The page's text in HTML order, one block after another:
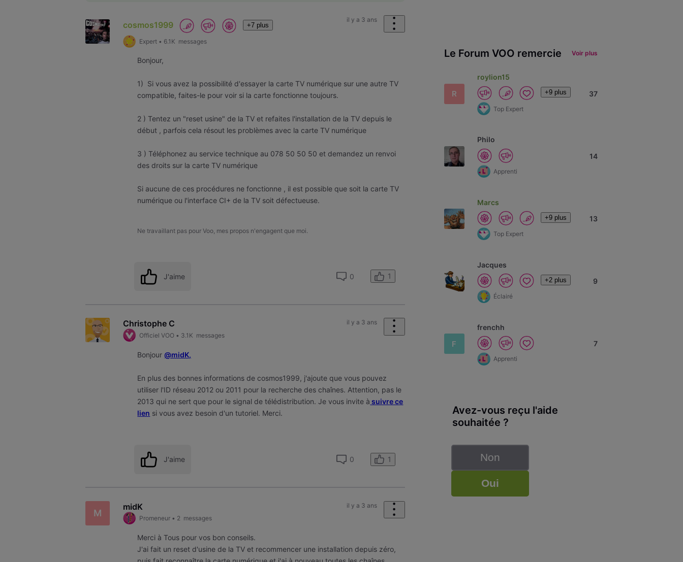
cosmos1999 +7 plus
Expert• 6.1K messages
il y a 3 ans
Bonjour,
1) Si vous avez la possibilité d'essayer la carte TV numérique sur une autre TV
compatible, faites-le pour voir si la carte fonctionne toujours.
2 ) Tentez un "reset usine" de la TV et refaites l'installation de la TV depuis le
début , parfois cela résout les problèmes avec la carte TV numérique
3 ) Téléphonez au service technique au 078 50 50 50 et demandez un renvoi
des droits sur la carte TV numérique
Si aucune de ces procédures ne fonctionne , il est possible que soit la carte TV
numérique ou l'interface CI+ de la TV soit défectueuse.
Ne travaillant pas pour Voo, mes propos n'engagent que moi.
J'aime 0 1
Christophe C
Officiel VOO• 3.1K messages
il y a 3 ans
Bonjour @midK,
En plus des bonnes informations de cosmos1999, j'ajoute que vous pouvez
utiliser l'ID réseau 2012 ou 2011 pour la recherche des chaînes. Attention, pas le
2013 qui ne sert que pour le signal de télédistribution. Je vous invite à suivre ce
lien si vous avez besoin d'un tutoriel. Merci.
J'aime 0 1
M
midK
Promeneur• 2 messages
il y a 3 ans
Merci à Tous pour vos bon conseils.
J'ai fait un reset d'usine de la TV et recommencer une installation depuis zéro,
Le Forum VOO remercie Voir plus
R
roylion15
+9 plus
Top Expert
37
Philo
Apprenti
14
Marcs
+9 plus
Top Expert
13
Jacques
+2 plus
Éclairé
9
F
frenchh
Apprenti
7
Avez-vous reçu l'aide
souhaitée ?
Non
Oui